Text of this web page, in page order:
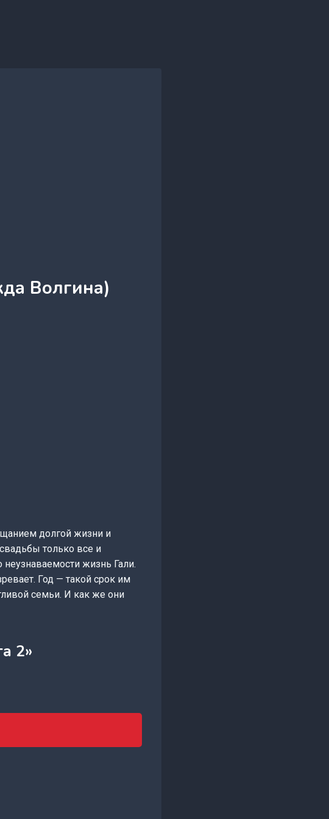
Волгина)
долгой жизни и
только все и
жизнь Гали.
Год — такой срок им
семьи. И как же они
2»